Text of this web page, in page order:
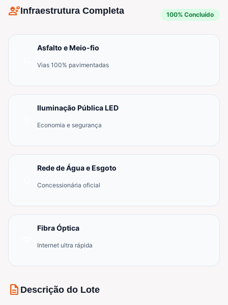
engineeringInfraestrutura Completa 100% Concluído
Asfalto e Meio-fio
Vias 100% pavimentadas
Iluminação Pública LED
Economia e segurança
Rede de Água e Esgoto
Concessionária oficial
Fibra Óptica
Internet ultra rápida
description Descrição do Lote